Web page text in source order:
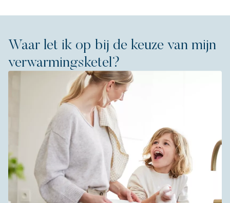
Waar let ik op bij de keuze van mijn
verwarmingsketel?